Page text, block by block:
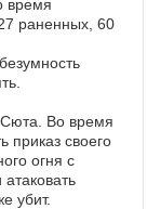
время
раненных, 60
Сюта. Во время
приказ своего
огня с
убит.